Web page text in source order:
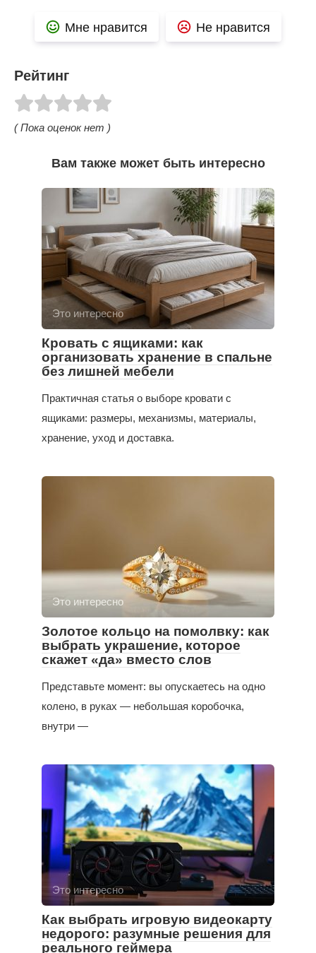
Мне нравится Не нравится
Рейтинг
( Пока оценок нет )
Вам также может быть интересно
Это интересно
Кровать с ящиками: как
организовать хранение в спальне
без лишней мебели
Практичная статья о выборе кровати с
ящиками: размеры, механизмы, материалы,
хранение, уход и доставка.
Это интересно
Золотое кольцо на помолвку: как
выбрать украшение, которое
скажет «да» вместо слов
Представьте момент: вы опускаетесь на одно
колено, в руках — небольшая коробочка,
внутри —
Это интересно
Как выбрать игровую видеокарту
недорого: разумные решения для
реального геймера